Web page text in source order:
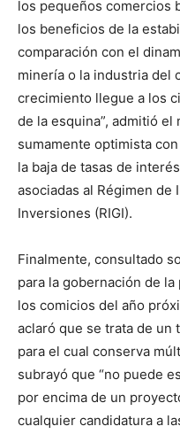
los pequeños comercios
los beneficios de la
comparación con el
minería o la industria del
crecimiento llegue a los
de la esquina”, admitió
sumamente optimista
la baja de tasas de
asociadas al Régimen de
Inversiones (RIGI).
Finalmente, consultado
para la gobernación de
los comicios del año
aclaró que se trata de un
para el cual conserva
subrayó que “no puede
por encima de un
cualquier candidatura a